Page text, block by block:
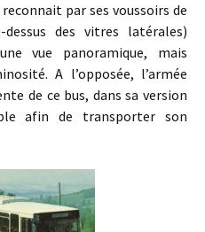
par ses voussoirs de
des vitres latérales)
vue panoramique, mais
A l’opposée, l’armée
de ce bus, dans sa version
afin de transporter son